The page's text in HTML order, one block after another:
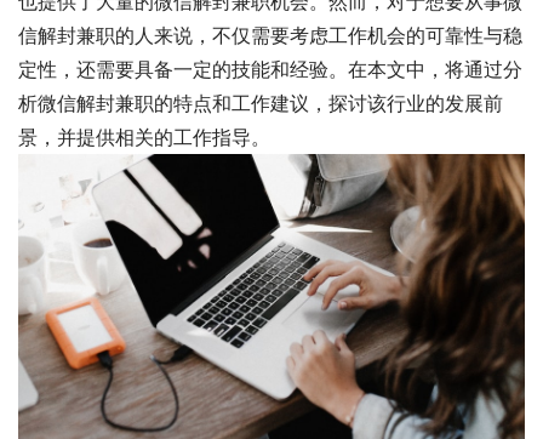
信解封兼职的人来说，不仅需要考虑工作机会的可靠性与稳
定性，还需要具备一定的技能和经验。在本文中，将通过分
析微信解封兼职的特点和工作建议，探讨该行业的发展前
景，并提供相关的工作指导。